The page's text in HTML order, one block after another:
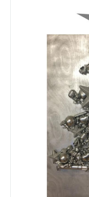
Newsletter
Hausordnung
Schulwegeplan